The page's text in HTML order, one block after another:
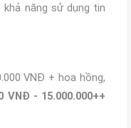
năng sử dụng tin
VNĐ + hoa hồng,
VNĐ - 15.000.000++